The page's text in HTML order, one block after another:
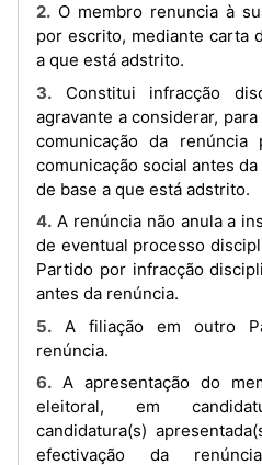
2. O membro renuncia à sua qualidade de militante
por escrito, mediante carta
a que está adstrito.
3. Constitui infracção disciplinar grave e factor
agravante a considerar,
comunicação da
comunicação social antes
de base a que está adstrito.
4. A renúncia não anula a instauração ou a conclusão
de eventual processo
Partido por infracção
antes da renúncia.
5. A filiação em outro Partido é equivalente à
renúncia.
6. A apresentação do membro em qualquer acto
eleitoral, em
candidatura(s)
efectivação da